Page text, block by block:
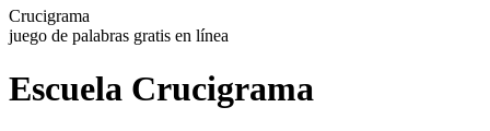
Crucigrama
juego de palabras gratis en línea
Escuela Crucigrama